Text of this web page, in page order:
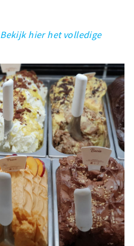
Bekijk hier het volledige